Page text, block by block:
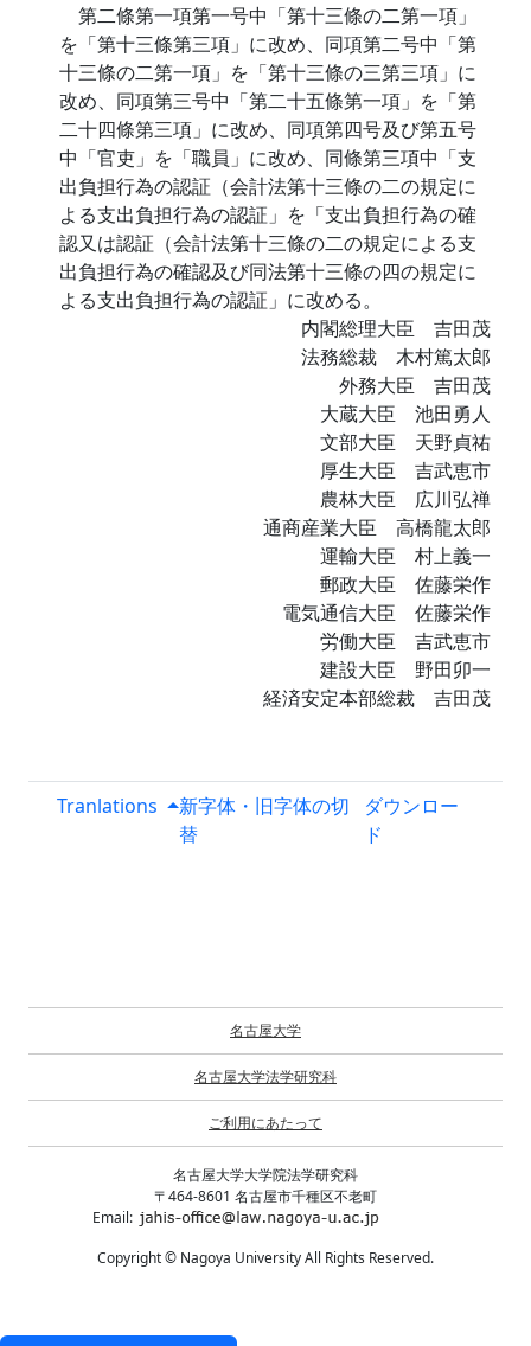
第二條第一項第一号中「第十三條の二第一項」
を「第十三條第三項」に改め、同項第二号中「第
十三條の二第一項」を「第十三條の三第三項」に
改め、同項第三号中「第二十五條第一項」を「第
二十四條第三項」に改め、同項第四号及び第五号
中「官吏」を「職員」に改め、同條第三項中「支
出負担行為の認証（会計法第十三條の二の規定に
よる支出負担行為の認証」を「支出負担行為の確
認又は認証（会計法第十三條の二の規定による支
出負担行為の確認及び同法第十三條の四の規定に
よる支出負担行為の認証」に改める。
内閣総理大臣 吉田茂
法務総裁 木村篤太郎
外務大臣 吉田茂
大蔵大臣 池田勇人
文部大臣 天野貞祐
厚生大臣 吉武恵市
農林大臣 広川弘禅
通商産業大臣 高橋龍太郎
運輸大臣 村上義一
郵政大臣 佐藤栄作
電気通信大臣 佐藤栄作
労働大臣 吉武恵市
建設大臣 野田卯一
経済安定本部総裁 吉田茂
Tranlations
新字体・旧字体の切
替
ダウンロー
ド
名古屋大学
名古屋大学法学研究科
ご利用にあたって
名古屋大学大学院法学研究科
〒464-8601 名古屋市千種区不老町
Email:
Copyright © Nagoya University All Rights Reserved.